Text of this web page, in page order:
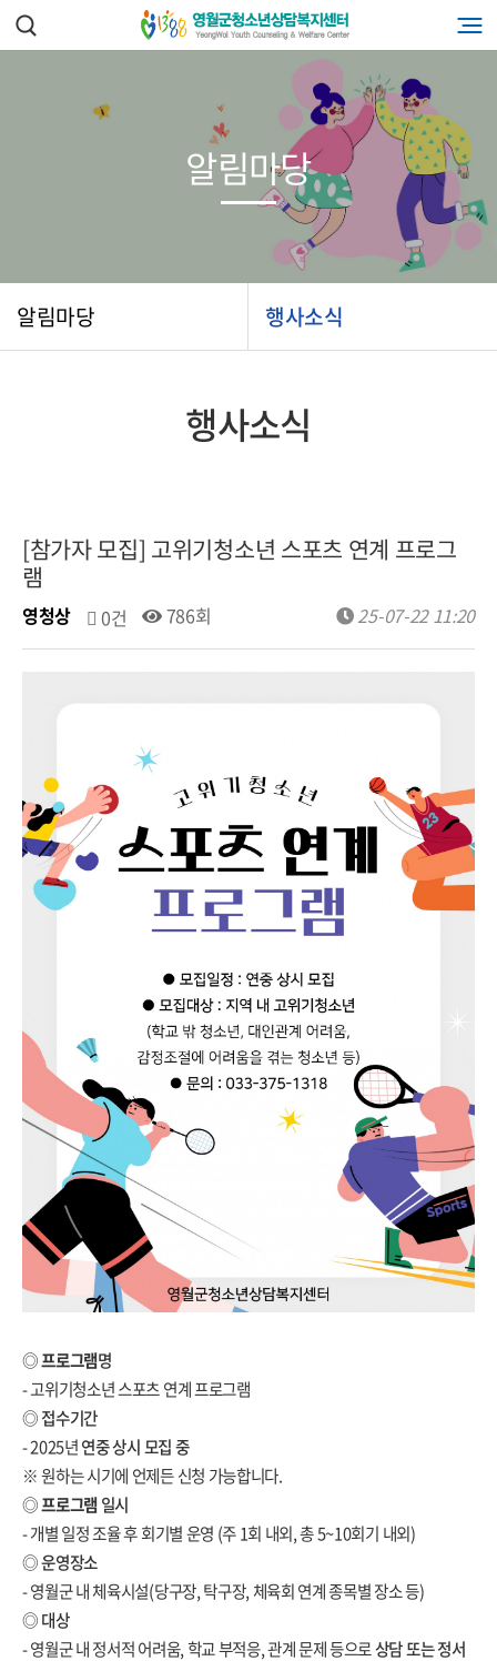
알림마당 행사소식
알림마당
행사소식
[참가자 모집] 고위기청소년 스포츠 연계 프로그
램
영청상 0건 786회 25-07-22 11:20
◎프로그램명
- 고위기청소년 스포츠 연계 프로그램
◎접수기간
- 2025년연중 상시 모집 중
※ 원하는 시기에 언제든 신청 가능합니다.
◎프로그램일시
- 개별 일정 조율 후 회기별 운영 (주 1회 내외, 총 5~10회기 내외)
◎운영장소
- 영월군 내 체육시설(당구장, 탁구장, 체육회 연계 종목별 장소 등)
◎대상
- 영월군 내 정서적 어려움, 학교 부적응, 관계 문제 등으로상담 또는 정서